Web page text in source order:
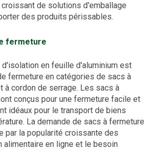
de solutions d'emballage
des produits périssables.
fermeture
d'isolation en feuille d'aluminium est
fermeture en catégories de sacs à
à cordon de serrage. Les sacs à
conçus pour une fermeture facile et
idéaux pour le transport de biens
La demande de sacs à fermeture
par la popularité croissante des
alimentaire en ligne et le besoin